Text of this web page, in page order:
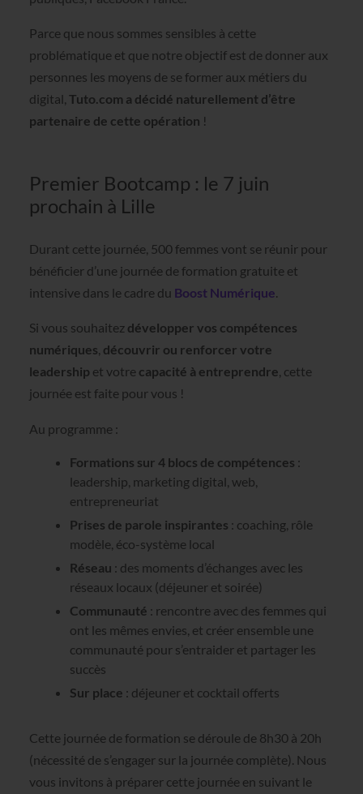
Parce que nous sommes sensibles à cette
problématique et que notre objectif est de donner aux
personnes les moyens de se former aux métiers du
digital, Tuto.com a décidé naturellement d’être
partenaire de cette opération !
Premier Bootcamp : le 7 juin
prochain à Lille
Durant cette journée, 500 femmes vont se réunir pour
bénéficier d’une journée de formation gratuite et
intensive dans le cadre du Boost Numérique.
Si vous souhaitez développer vos compétences
numériques, découvrir ou renforcer votre
leadership et votre capacité à entreprendre, cette
journée est faite pour vous !
Au programme :
Formations sur 4 blocs de compétences :
leadership, marketing digital, web,
entrepreneuriat
Prises de parole inspirantes : coaching, rôle
modèle, éco-système local
Réseau : des moments d’échanges avec les
réseaux locaux (déjeuner et soirée)
Communauté : rencontre avec des femmes qui
ont les mêmes envies, et créer ensemble une
communauté pour s’entraider et partager les
succès
Sur place : déjeuner et cocktail offerts
Cette journée de formation se déroule de 8h30 à 20h
(nécessité de s’engager sur la journée complète). Nous
vous invitons à préparer cette journée en suivant le